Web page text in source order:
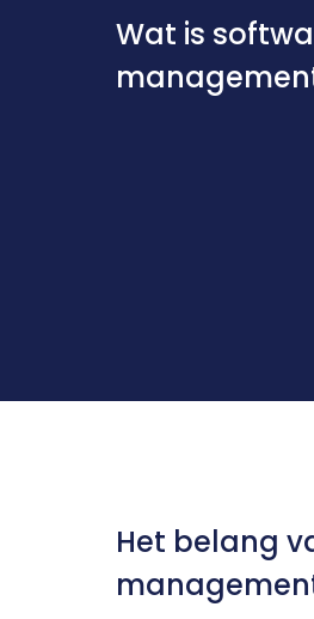
Wat is
Het belang